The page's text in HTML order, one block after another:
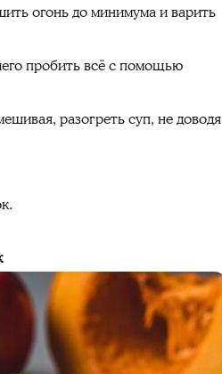
огонь до минимума и варить
пробить всё с помощью
разогреть суп, не доводя